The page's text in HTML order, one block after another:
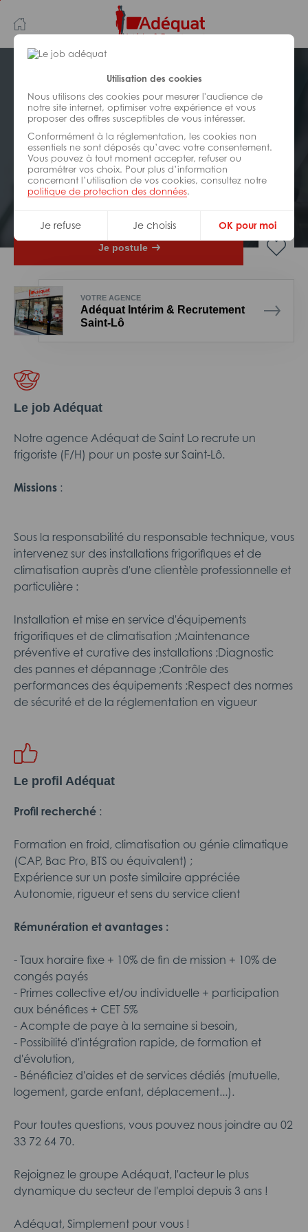
Utilisation des cookies
Nous utilisons des cookies pour mesurer l'audience de
notre site internet, optimiser votre expérience et vous
proposer des offres susceptibles de vous intéresser.
Conformément à la réglementation, les cookies non
essentiels ne sont déposés qu’avec votre consentement.
Vous pouvez à tout moment accepter, refuser ou
paramétrer vos choix. Pour plus d’information
concernant l’utilisation de vos cookies, consultez notre
politique de protection des données.
Je refuse Je choisis OK pour moi
au
contenu
principal
navigation
INDUSTRIE/FABRICATION/
TRANSFORMATION
Réf : 0CM-324199
Frigoriste H/F
Interim Saint-Lô
Je postule
VOTRE AGENCE
Adéquat Intérim & Recrutement
Saint-Lô
Le job Adéquat
Notre agence Adéquat de Saint Lo recrute un
frigoriste (F/H) pour un poste sur Saint-Lô.
Missions :
Sous la responsabilité du responsable technique, vous
intervenez sur des installations frigorifiques et de
climatisation auprès d'une clientèle professionnelle et
particulière :
Installation et mise en service d'équipements
frigorifiques et de climatisation ;Maintenance
préventive et curative des installations ;Diagnostic
des pannes et dépannage ;Contrôle des
performances des équipements ;Respect des normes
de sécurité et de la réglementation en vigueur
Le profil Adéquat
Profil recherché :
Formation en froid, climatisation ou génie climatique
(CAP, Bac Pro, BTS ou équivalent) ;
Expérience sur un poste similaire appréciée
Autonomie, rigueur et sens du service client
Rémunération et avantages :
- Taux horaire fixe + 10% de fin de mission + 10% de
congés payés
- Primes collective et/ou individuelle + participation
aux bénéfices + CET 5%
- Acompte de paye à la semaine si besoin,
- Possibilité d'intégration rapide, de formation et
d'évolution,
- Bénéficiez d'aides et de services dédiés (mutuelle,
logement, garde enfant, déplacement...).
Pour toutes questions, vous pouvez nous joindre au 02
33 72 64 70.
Rejoignez le groupe Adéquat, l'acteur le plus
dynamique du secteur de l'emploi depuis 3 ans !
Adéquat, Simplement pour vous !